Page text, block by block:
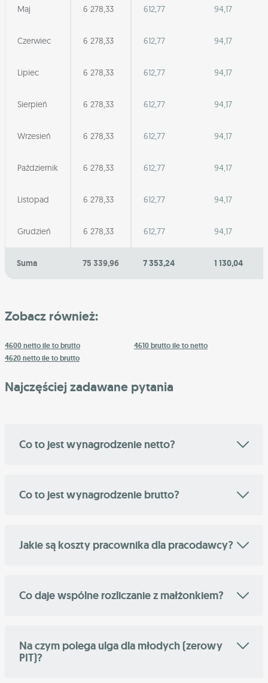
Maj 6 278,33 612,77 94,17
Czerwiec 6 278,33 612,77 94,17
Lipiec 6 278,33 612,77 94,17
Sierpień 6 278,33 612,77 94,17
Wrzesień 6 278,33 612,77 94,17
Październik 6 278,33 612,77 94,17
Listopad 6 278,33 612,77 94,17
Grudzień 6 278,33 612,77 94,17
Suma 75 339,96 7 353,24 1 130,04
Zobacz również:
4600 netto ile to brutto
4610 brutto ile to netto
4620 netto ile to brutto
Najczęściej zadawane pytania
Co to jest wynagrodzenie netto?
Co to jest wynagrodzenie brutto?
Jakie są koszty pracownika dla pracodawcy?
Co daje wspólne rozliczanie z małżonkiem?
Na czym polega ulga dla młodych (zerowy
PIT)?